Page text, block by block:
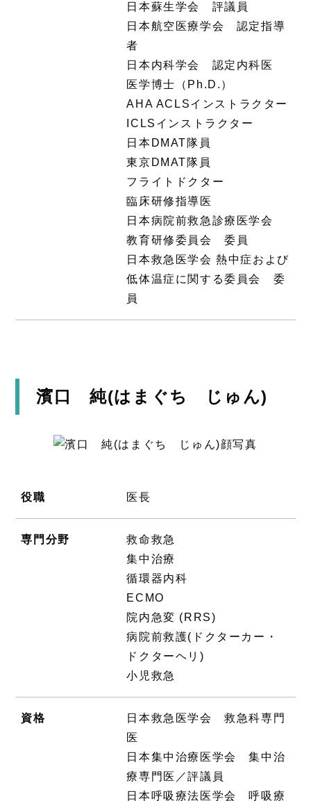
日本蘇生学会 評議員
日本航空医療学会 認定指導
者
日本内科学会 認定内科医
医学博士（Ph.D.）
AHA ACLSインストラクター
ICLSインストラクター
日本DMAT隊員
東京DMAT隊員
フライトドクター
臨床研修指導医
日本病院前救急診療医学会
教育研修委員会 委員
日本救急医学会 熱中症および
低体温症に関する委員会 委
員
濱口 純(はまぐち じゅん)
役職 医長
専門分野
救命救急
集中治療
循環器内科
ECMO
院内急変 (RRS)
病院前救護(ドクターカー・
ドクターヘリ)
小児救急
資格
日本救急医学会 救急科専門
医
日本集中治療医学会 集中治
療専門医／評議員
日本呼吸療法医学会 呼吸療